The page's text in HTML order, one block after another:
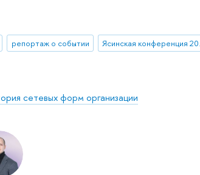
репортаж о событии
сетевых форм организации